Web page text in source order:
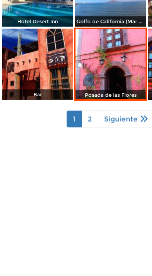
Hotel Desert Inn Golfo de California (Mar de Cortés)
Bar Posada de las Flores
1 2 Siguiente